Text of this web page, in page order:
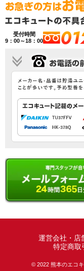
受付時間
9：00～18：00
運営会社・店
特定商取
© 2022 熊本のエコ